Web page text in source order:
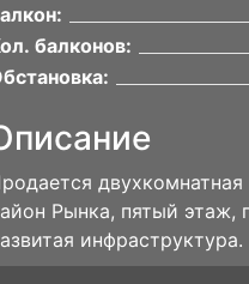
балконов:
двухкомнатная
Рынка, пятый этаж,
инфраструктура.